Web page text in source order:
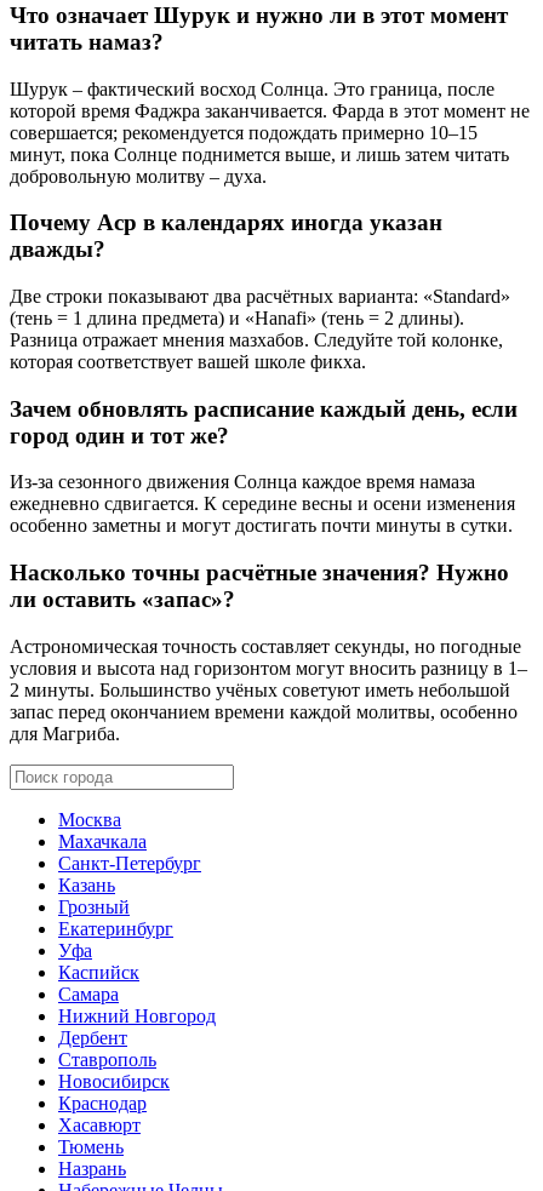
Что означает Шурук и нужно ли в этот момент
читать намаз?
Шурук – фактический восход Солнца. Это граница, после
которой время Фаджра заканчивается. Фарда в этот момент не
совершается; рекомендуется подождать примерно 10–15
минут, пока Солнце поднимется выше, и лишь затем читать
добровольную молитву – духа.
Почему Аср в календарях иногда указан
дважды?
Две строки показывают два расчётных варианта: «Standard»
(тень = 1 длина предмета) и «Hanafi» (тень = 2 длины).
Разница отражает мнения мазхабов. Следуйте той колонке,
которая соответствует вашей школе фикха.
Зачем обновлять расписание каждый день, если
город один и тот же?
Из-за сезонного движения Солнца каждое время намаза
ежедневно сдвигается. К середине весны и осени изменения
особенно заметны и могут достигать почти минуты в сутки.
Насколько точны расчётные значения? Нужно
ли оставить «запас»?
Астрономическая точность составляет секунды, но погодные
условия и высота над горизонтом могут вносить разницу в 1–
2 минуты. Большинство учёных советуют иметь небольшой
запас перед окончанием времени каждой молитвы, особенно
для Магриба.
Москва
Махачкала
Санкт-Петербург
Казань
Грозный
Екатеринбург
Уфа
Каспийск
Самара
Нижний Новгород
Дербент
Ставрополь
Новосибирск
Краснодар
Хасавюрт
Тюмень
Назрань